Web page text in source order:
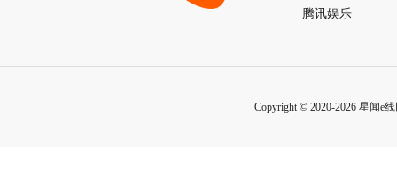
腾讯娱乐
Copyright © 2020-2026 星闻e